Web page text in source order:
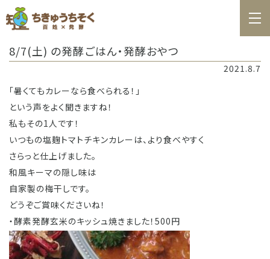
百姓日記
お問合せ
料理教室カレンダー
8/7(土) の発酵ごはん・発酵おやつ
2021.8.7
「暑くてもカレーなら食べられる！」
という声をよく聞きますね！
私もその1人です！
いつもの塩麹トマトチキンカレーは、より食べやすく
さらっと仕上げました。
和風キーマの隠し味は
自家製の梅干しです。
どうぞご賞味くださいね！
・酵素発酵玄米のキッシュ焼きました！500円